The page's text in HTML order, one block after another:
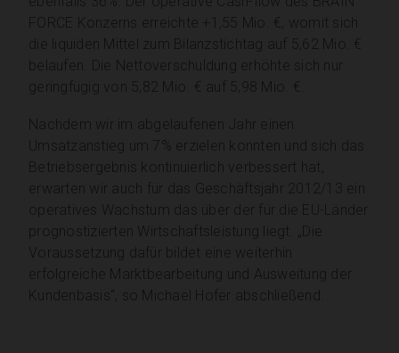
FORCE Konzerns erreichte +1,55 Mio. €, womit sich
die liquiden Mittel zum Bilanzstichtag auf 5,62 Mio. €
belaufen. Die Nettoverschuldung erhöhte sich nur
geringfügig von 5,82 Mio. € auf 5,98 Mio. €.
Nachdem wir im abgelaufenen Jahr einen
Umsatzanstieg um 7% erzielen konnten und sich das
Betriebsergebnis kontinuierlich verbessert hat,
erwarten wir auch für das Geschäftsjahr 2012/13 ein
operatives Wachstum das über der für die EU-Länder
prognostizierten Wirtschaftsleistung liegt. „Die
Voraussetzung dafür bildet eine weiterhin
erfolgreiche Marktbearbeitung und Ausweitung der
Kundenbasis“, so Michael Hofer abschließend.